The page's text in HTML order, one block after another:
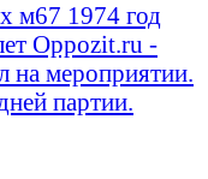
м67 1974 год
Oppozit.ru -
на мероприятии.
партии.